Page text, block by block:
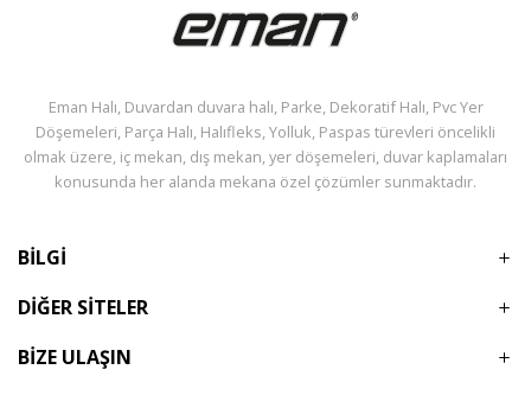
Eman Halı, Duvardan duvara halı, Parke, Dekoratif Halı, Pvc Yer
Döşemeleri, Parça Halı, Halıfleks, Yolluk, Paspas türevleri öncelikli
olmak üzere, iç mekan, dış mekan, yer döşemeleri, duvar kaplamaları
konusunda her alanda mekana özel çözümler sunmaktadır.
BİLGİ
DİĞER SİTELER
BİZE ULAŞIN